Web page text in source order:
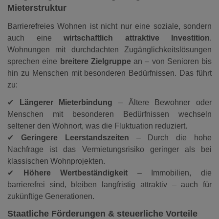
Mieterstruktur
Barrierefreies Wohnen ist nicht nur eine soziale, sondern
auch eine wirtschaftlich attraktive Investition.
Wohnungen mit durchdachten Zugänglichkeitslösungen
sprechen eine breitere Zielgruppean – von Senioren bis
hin zu Menschen mit besonderen Bedürfnissen. Das führt
zu:
✔ Längerer Mieterbindung – Ältere Bewohner oder
Menschen mit besonderen Bedürfnissen wechseln
seltener den Wohnort, was die Fluktuation reduziert.
✔
Geringere Leerstandszeiten – Durch die hohe
Nachfrage ist das Vermietungsrisiko geringer als bei
klassischen Wohnprojekten.
✔
Höhere Wertbeständigkeit – Immobilien, die
barrierefrei sind, bleiben langfristig attraktiv – auch für
zukünftige Generationen.
Staatliche Förderungen & steuerliche Vorteile